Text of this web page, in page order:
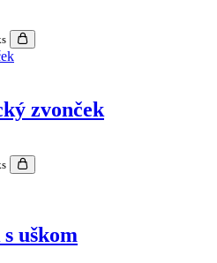
zvonček
uškom